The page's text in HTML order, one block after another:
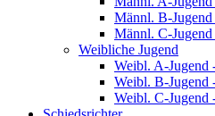
Männl. B-
Männl. C-
Weibliche Jugend
Weibl. A-Jugend
Weibl. B-Jugend
Weibl. C-Jugend